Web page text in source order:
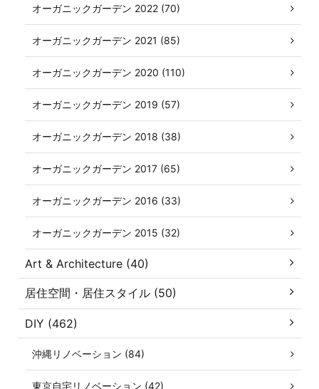
オーガニックガーデン 2022 (70)
オーガニックガーデン 2021 (85)
オーガニックガーデン 2020 (110)
オーガニックガーデン 2019 (57)
オーガニックガーデン 2018 (38)
オーガニックガーデン 2017 (65)
オーガニックガーデン 2016 (33)
オーガニックガーデン 2015 (32)
Art & Architecture (40)
居住空間・居住スタイル (50)
DIY (462)
沖縄リノベーション (84)
東京自宅リノベーション (42)